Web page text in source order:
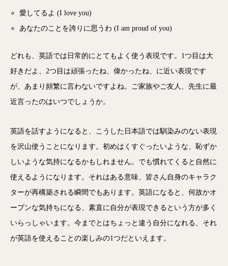
愛してるよ (I love you)
あなたのことを誇りに思うわ (I am proud of you)
どれも、英語では日常的にとてもよく使う表現です。1つ目は大
好きだよ、2つ目は頑張ったね、偉かったね、に近い表現です
が、あまり頻繁に言わないですよね。ご家族やご友人、先生に最
近言ったのはいつでしょうか。
英語を話すようになると、こうした日本語では馴染みのない表現
を沢山使うことになります。初めはくすぐったいような、恥ずか
しいような気持になるかもしれません。でも慣れてくると自然に
使えるようになります。それはある意味、皆さん自身のキャラク
ターが再構築される瞬間でもあります。英語になると、何故かオ
ープンな気持ちになる、素直に自分が表現できるという方が多く
いらっしゃいます。今までとはちょっと違う自分になれる、それ
が英語を使えることの楽しみの1つだといえます。